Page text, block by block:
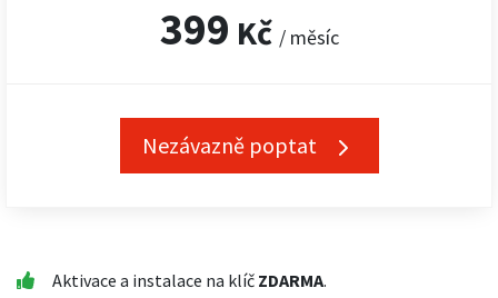
399 Kč / měsíc
Nezávazně poptat
Aktivace a instalace na klíč ZDARMA.